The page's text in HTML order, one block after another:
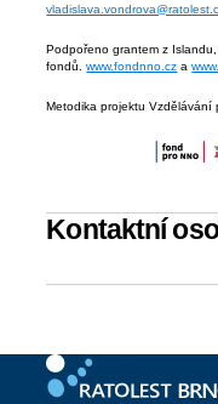
Podpořeno grantem z
fondů.www.fondnno.cz a
Metodika projektu
Kontaktní